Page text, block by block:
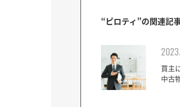
“ピロティ”の関連記
買主
中古